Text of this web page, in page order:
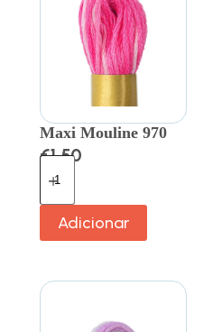
Maxi Mouline 970
€1.50
Adicionar